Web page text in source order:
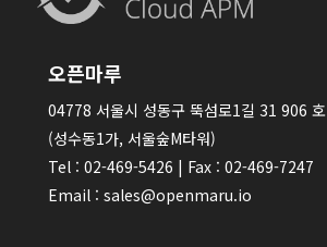
오픈마루
04778 서울시 성동구 뚝섬로1길 31 906 호
(성수동1가, 서울숲M타워)
Tel : 02-469-5426 | Fax : 02-469-7247
Email : sales@openmaru.io